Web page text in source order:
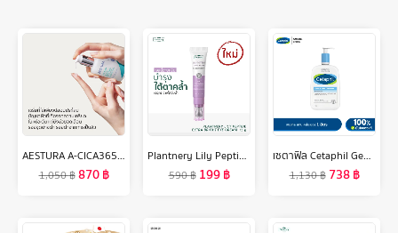
AESTURA A-CICA365 BLEMISH RELIEF SERUM 40ML เอสทูร่า เอ-ซิก้า365 เบลมมิช* รีลีฟ เซรั่ม ผลิตภัณฑ์บำรุงผิวหน้า
1,050฿870฿
Plantnery Lily Peptide Extra Bright Eye Cream 15 g
590฿ 199฿
เซตาฟิล Cetaphil Gentle Skin Cleanser เจลทำความสะอาดผิวหน้าและผิวกาย สำหรับผิวบอบบาง แพ้ง่าย และทุกสภาพผิว 1 Litre.
1,130฿ 738฿